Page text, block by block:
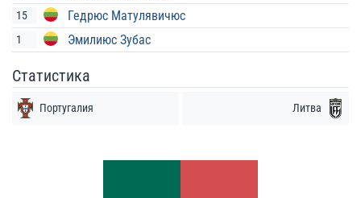
15 Гедрюс Матулявичюс
1 Эмилиюс Зубас
Статистика
Португалия Литва